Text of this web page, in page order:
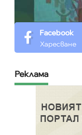
Facebook
Харесване
Реклама